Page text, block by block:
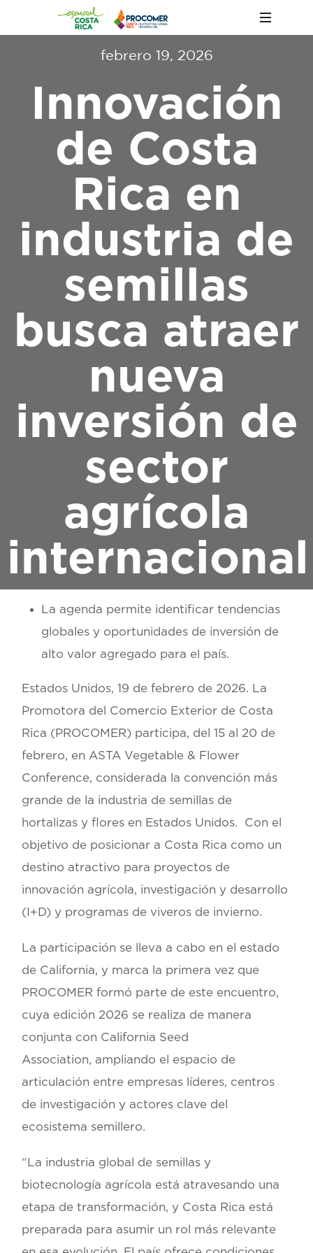
febrero 19, 2026
Innovación
de Costa
Rica en
industria de
semillas
busca atraer
nueva
inversión de
sector
agrícola
internacional
La agenda permite identificar tendencias
globales y oportunidades de inversión de
alto valor agregado para el país.
Estados Unidos, 19 de febrero de 2026. La
Promotora del Comercio Exterior de Costa
Rica (PROCOMER) participa, del 15 al 20 de
febrero, en ASTA Vegetable & Flower
Conference, considerada la convención más
grande de la industria de semillas de
hortalizas y flores en Estados Unidos. Con el
objetivo de posicionar a Costa Rica como un
destino atractivo para proyectos de
innovación agrícola, investigación y desarrollo
(I+D) y programas de viveros de invierno.
La participación se lleva a cabo en el estado
de California, y marca la primera vez que
PROCOMER formó parte de este encuentro,
cuya edición 2026 se realiza de manera
conjunta con California Seed
Association, ampliando el espacio de
articulación entre empresas líderes, centros
de investigación y actores clave del
ecosistema semillero.
“La industria global de semillas y
biotecnología agrícola está atravesando una
etapa de transformación, y Costa Rica está
preparada para asumir un rol más relevante